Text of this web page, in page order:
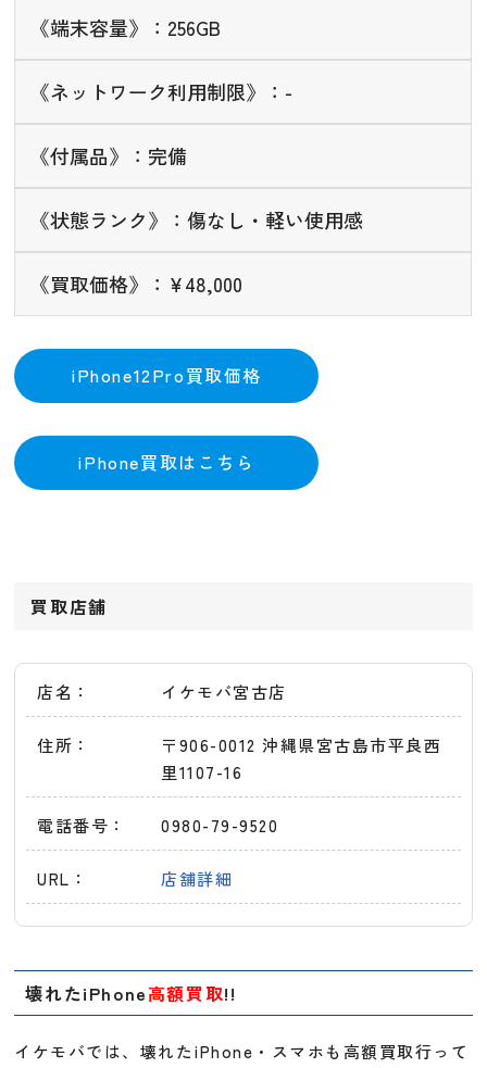
《端末容量》：256GB
《ネットワーク利用制限》：-
《付属品》：完備
《状態ランク》：傷なし・軽い使用感
《買取価格》：¥48,000
iPhone12Pro買取価格
iPhone買取はこちら
買取店舗
店名： イケモバ宮古店
住所：
〒906-0012 沖縄県宮古島市平良西
里1107-16
電話番号： 0980-79-9520
URL： 店舗詳細
壊れたiPhone高額買取!!
イケモバでは、壊れたiPhone・スマホも高額買取行って